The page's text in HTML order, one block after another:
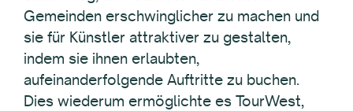
Gemeinden erschwinglicher zu machen und
sie für Künstler attraktiver zu gestalten,
indem sie ihnen erlaubten,
aufeinanderfolgende Auftritte zu buchen.
Dies wiederum ermöglichte es TourWest,